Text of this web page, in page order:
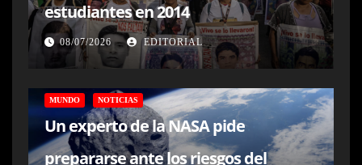
estudiantes en 2014
08/07/2026 EDITORIAL
MUNDO NOTICIAS
Un experto de la NASA pide
prepararse ante los riesgos del